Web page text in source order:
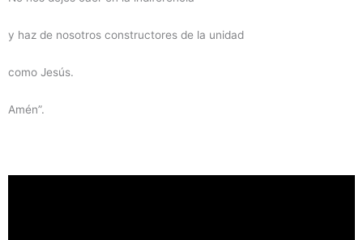
y haz de nosotros constructores de la unidad
como Jesús.
Amén”.